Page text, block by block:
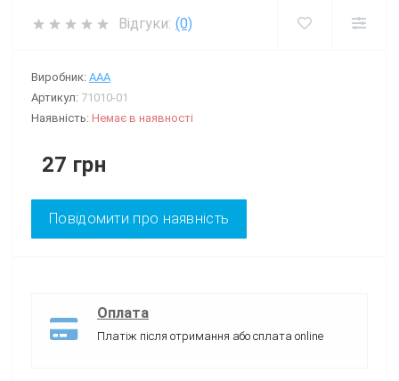
Відгуки: (0)
Виробник: AAA
Артикул: 71010-01
Наявність: Немає в наявності
27 грн
Повідомити про наявність
Оплата
Платіж після отримання або сплата online